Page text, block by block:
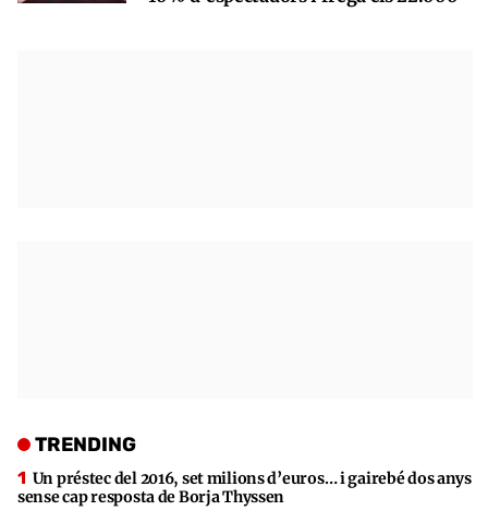
TRENDING
Un préstec del 2016, set milions d’euros… i gairebé dos anys
sense cap resposta de Borja Thyssen